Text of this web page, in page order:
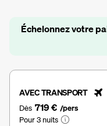
Échelonnez votre
AVEC TRANSPORT
Dès 719 € /pers
Pour 3 nuits